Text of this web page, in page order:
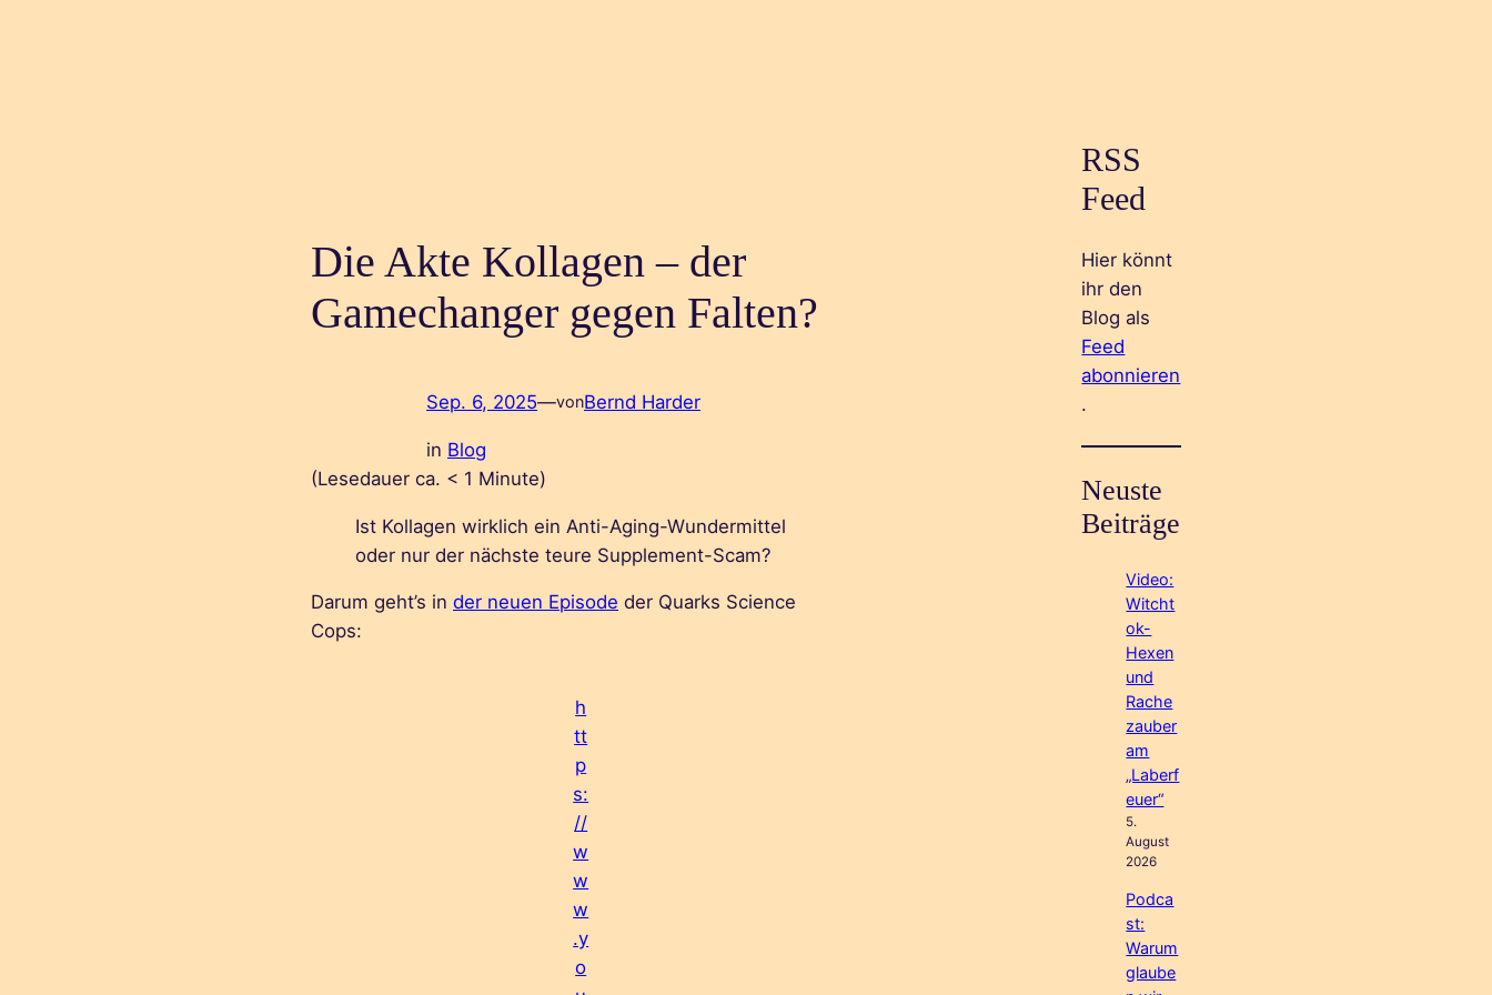
Die Akte Kollagen – der
Gamechanger gegen Falten?
Sep. 6, 2025—vonBernd Harder
in Blog
(Lesedauer ca. < 1 Minute)
Ist Kollagen wirklich ein Anti-Aging-Wundermittel
oder nur der nächste teure Supplement-Scam?
Darum geht’s in der neuen Episode der Quarks Science
Cops:
h
tt
p
s:
//
w
w
w
.y
o
RSS
Feed
Hier könnt
ihr den
Blog als
Feed
abonnieren
.
Neuste
Beiträge
Video:
Witcht
ok-
Hexen
und
Rache
zauber
am
„Laberf
euer“
5.
August
2026
Podca
st:
Warum
glaube